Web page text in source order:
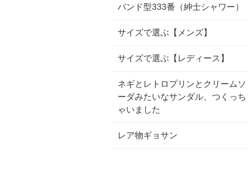
バンド型333番（紳士シャワー）
サイズで選ぶ【メンズ】
サイズで選ぶ【レディース】
ネギとレトロプリンとクリームソ
ーダみたいなサンダル、つくっち
ゃいました
レア物ギョサン